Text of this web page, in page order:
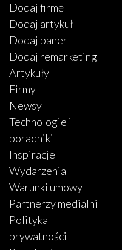
Dodaj firmę
Dodaj artykuł
Dodaj baner
Dodaj remarketing
Artykuły
Firmy
Newsy
Technologie i
poradniki
Inspiracje
Wydarzenia
Warunki umowy
Partnerzy medialni
Polityka
prywatności